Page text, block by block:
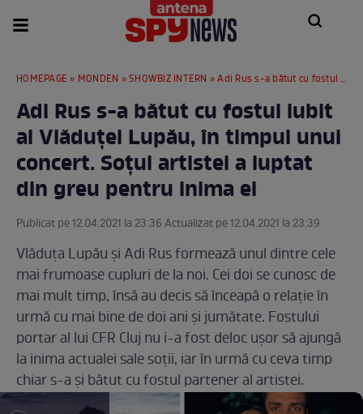
HOMEPAGE » MONDEN »SHOWBIZ INTERN » Adi Rus s-a bătut cu fostul iubit al Vlăduței Lupău, în timpul unui concert. Soțul artistei a luptat din greu pentru inima ei
Adi Rus s-a bătut cu fostul iubit
al Vlăduței Lupău, în timpul unui
concert. Soțul artistei a luptat
din greu pentru inima ei
Publicat pe 12.04.2021 la 23:36 Actualizat pe 12.04.2021 la 23:39
Vlăduța Lupău și Adi Rus formează unul dintre cele
mai frumoase cupluri de la noi. Cei doi se cunosc de
mai mult timp, însă au decis să înceapă o relație în
urmă cu mai bine de doi ani și jumătate. Fostului
portar al lui CFR Cluj nu i-a fost deloc ușor să ajungă
la inima actualei sale soții, iar în urmă cu ceva timp
chiar s-a și bătut cu fostul partener al artistei.